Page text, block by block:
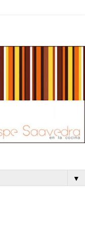
▼